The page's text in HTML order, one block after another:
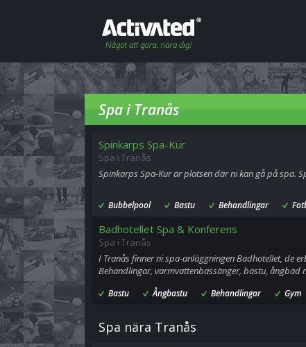
Spa i Tranås
Spinkarps Spa-Kur
Spa i Tranås
Spinkarps Spa-Kur är platsen där ni kan gå på spa.
Bubbelpool Bastu Behandlingar
Badhotellet Spa & Konferens
Spa i Tranås
I Tranås finner ni spa-anläggningen Badhotellet, de
Behandlingar, varmvattenbassänger, bastu, ångbad
Bastu Ångbastu Behandlingar Gym
Spa nära Tranås